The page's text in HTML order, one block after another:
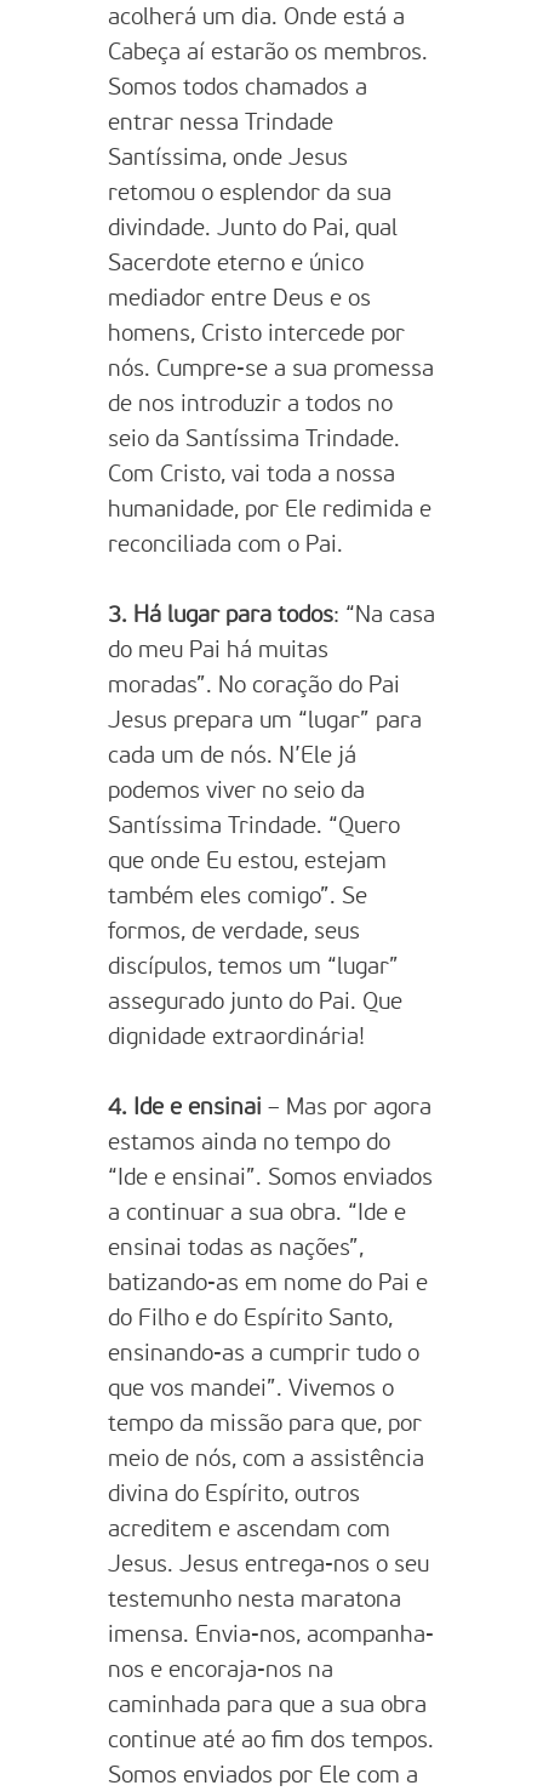
acolherá um dia. Onde está a
Cabeça aí estarão os membros.
Somos todos chamados a
entrar nessa Trindade
Santíssima, onde Jesus
retomou o esplendor da sua
divindade. Junto do Pai, qual
Sacerdote eterno e único
mediador entre Deus e os
homens, Cristo intercede por
nós. Cumpre-se a sua promessa
de nos introduzir a todos no
seio da Santíssima Trindade.
Com Cristo, vai toda a nossa
humanidade, por Ele redimida e
reconciliada com o Pai.
3. Há lugar para todos: “Na casa
do meu Pai há muitas
moradas”. No coração do Pai
Jesus prepara um “lugar” para
cada um de nós. N’Ele já
podemos viver no seio da
Santíssima Trindade. “Quero
que onde Eu estou, estejam
também eles comigo”. Se
formos, de verdade, seus
discípulos, temos um “lugar”
assegurado junto do Pai. Que
dignidade extraordinária!
4. Ide e ensinai – Mas por agora
estamos ainda no tempo do
“Ide e ensinai”. Somos enviados
a continuar a sua obra. “Ide e
ensinai todas as nações”,
batizando-as em nome do Pai e
do Filho e do Espírito Santo,
ensinando-as a cumprir tudo o
que vos mandei”. Vivemos o
tempo da missão para que, por
meio de nós, com a assistência
divina do Espírito, outros
acreditem e ascendam com
Jesus. Jesus entrega-nos o seu
testemunho nesta maratona
imensa. Envia-nos, acompanha-
nos e encoraja-nos na
caminhada para que a sua obra
continue até ao fim dos tempos.
Somos enviados por Ele com a